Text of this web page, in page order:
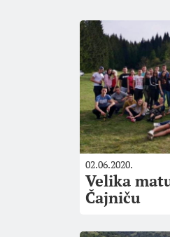
02.06.2020.
Velika
Čajniču